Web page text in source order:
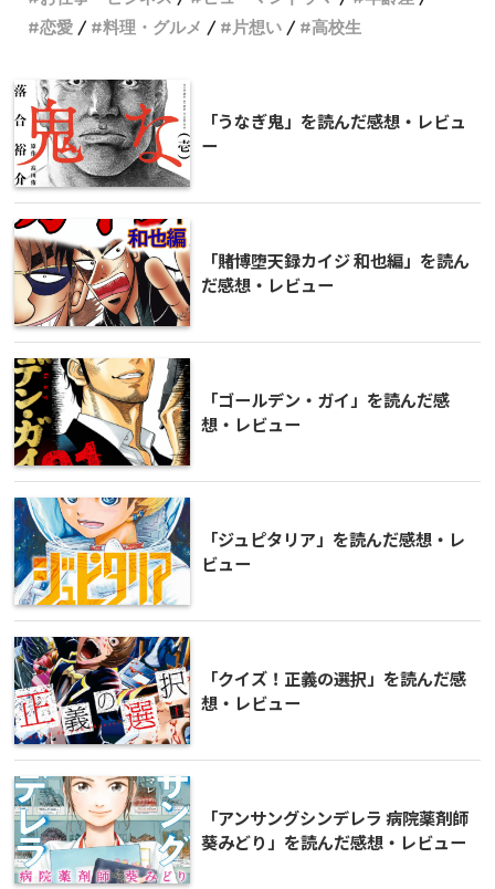
恋愛
料理・グルメ 片想い 高校生
「うなぎ鬼」を読んだ感想・レビュ
ー
「賭博堕天録カイジ 和也編」を読ん
だ感想・レビュー
「ゴールデン・ガイ」を読んだ感
想・レビュー
「ジュピタリア」を読んだ感想・レ
ビュー
「クイズ！正義の選択」を読んだ感
想・レビュー
「アンサングシンデレラ 病院薬剤師
葵みどり」を読んだ感想・レビュー